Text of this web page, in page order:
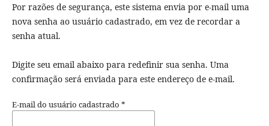
Por razões de segurança, este sistema envia por e-mail uma
nova senha ao usuário cadastrado, em vez de recordar a
senha atual.
Digite seu email abaixo para redefinir sua senha. Uma
confirmação será enviada para este endereço de e-mail.
E-mail do usuário cadastrado *